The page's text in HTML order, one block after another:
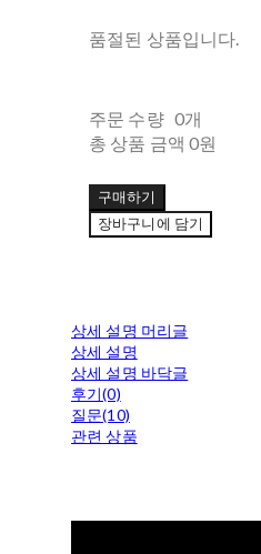
품절된 상품입니다.
주문 수량 0개
총 상품 금액 0원
구매하기
장바구니에 담기
상세 설명 머리글
상세 설명
상세 설명 바닥글
후기(0)
질문(10)
관련 상품